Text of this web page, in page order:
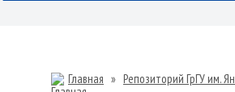
Главная » Репозиторий ГрГУ им.